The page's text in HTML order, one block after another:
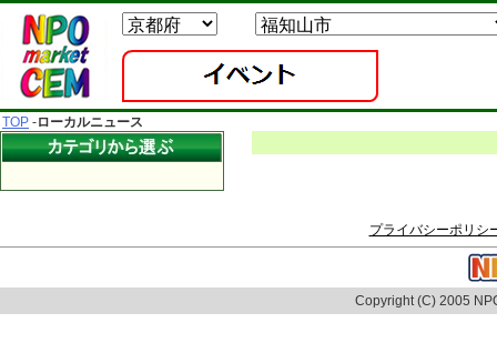
TOP -ローカルニュース
プライバシーポリシ
Copyright (C) 2005